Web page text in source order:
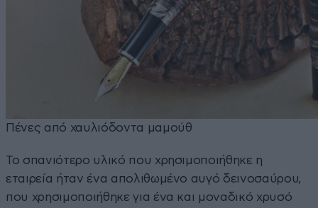
Πένες από χαυλιόδοντα μαμούθ
Το σπανιότερο υλικό που χρησιμοποιήθηκε η
εταιρεία ήταν ένα απολιθωμένο αυγό δεινοσαύρου,
που χρησιμοποιήθηκε για ένα και μοναδικό χρυσό